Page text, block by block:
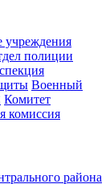
полиции
Военный
Комитет
комиссия
района